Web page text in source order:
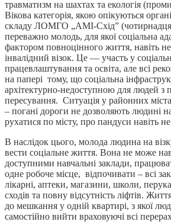
травматизм на шахтах та екологія
Вікова категорія, якою опікуються
складу ЛОМГО „АМІ-Схід”
переважно молодь, для якої соціальна
фактором повноцінного життя, навіть
інвалідний візок. Це — участь у
працевлаштування та освіта, але всі
на папері тому, що соціальна
архітектурно-недоступною для людей з
пересування. Ситуація у районних
– погані дороги не дозволяють людині
рухатися по місту, про пандуси навіть не
В наслідок цього, молода людина на
вести соціальне життя. Вона не може
доступними навчальні заклади,
одне робоче місце, відпочивати – всі
лікарні, аптеки, магазини, школи,
сходів та повну відсутність ліфтів.
до мешкання у одній квартирі, з якої
самостійно вийти враховуючі всі